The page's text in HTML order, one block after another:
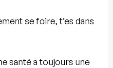
se foire, t’es dans
santé a toujours une